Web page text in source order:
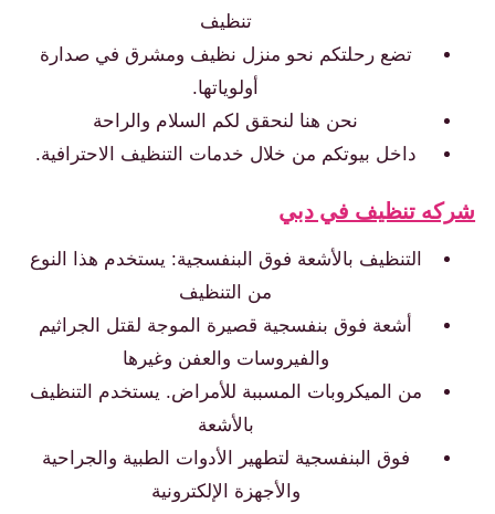
تنظيف
تضع رحلتكم نحو منزل نظيف ومشرق في صدارة
أولوياتها.
نحن هنا لنحقق لكم السلام والراحة
داخل بيوتكم من خلال خدمات التنظيف الاحترافية.
شركه تنظيف في دبي
التنظيف بالأشعة فوق البنفسجية: يستخدم هذا النوع
من التنظيف
أشعة فوق بنفسجية قصيرة الموجة لقتل الجراثيم
والفيروسات والعفن وغيرها
من الميكروبات المسببة للأمراض. يستخدم التنظيف
بالأشعة
فوق البنفسجية لتطهير الأدوات الطبية والجراحية
والأجهزة الإلكترونية